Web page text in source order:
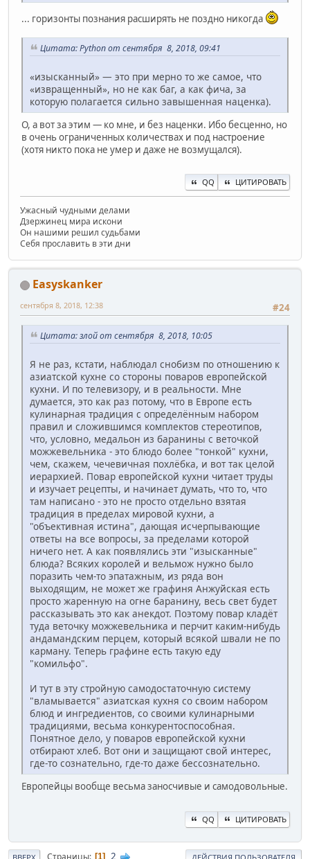
... горизонты познания расширять не поздно никогда
Цитата: Python от сентября 8, 2018, 09:41
«изысканный» — это при мерно то же самое, что
«извращенный», но не как баг, а как фича, за
которую полагается сильно завышенная наценка).
О, а вот за этим — ко мне, и без наценки. Ибо бесценно, но
в очень ограниченных количествах и под настроение
(хотя никто пока не умер и даже не возмущался).
QQ ЦИТИРОВАТЬ
Ужасный чудными делами
Дзержинец мира искони
Он нашими решил судьбами
Себя прославить в эти дни
Easyskanker
#24
сентября 8, 2018, 12:38
Цитата: злой от сентября 8, 2018, 10:05
Я не раз, кстати, наблюдал снобизм по отношению к
азиатской кухне со стороны поваров европейской
кухни. И по телевизору, и в реальности. Мне
думается, это как раз потому, что в Европе есть
кулинарная традиция с определённым набором
правил и сложившимся комплектов стереотипов,
что, условно, медальон из баранины с веточкой
можжевельника - это блюдо более "тонкой" кухни,
чем, скажем, чечевичная похлёбка, и вот так целой
иерархией. Повар европейской кухни читает труды
и изучает рецепты, и начинает думать, что то, что
там написано - это не просто отдельно взятая
традиция в пределах мировой кухни, а
"объективная истина", дающая исчерпывающие
ответы на все вопросы, за пределами которой
ничего нет. А как появлялись эти "изысканные"
блюда? Всяких королей и вельмож нужно было
поразить чем-то эпатажным, из ряда вон
выходящим, не может же графиня Анжуйская есть
просто жаренную на огне баранину, весь свет будет
рассказывать это как анекдот. Поэтому повар кладёт
туда веточку можжевельника и перчит каким-нибудь
андамандским перцем, который всякой швали не по
карману. Теперь графине есть такую еду
"комильфо".
И тут в эту стройную самодостаточную систему
"вламывается" азиатская кухня со своим набором
блюд и ингредиентов, со своими кулинарными
традициями, весьма конкурентоспособная.
Понятное дело, у поваров европейской кухни
отбирают хлеб. Вот они и защищают свой интерес,
где-то сознательно, где-то даже бессознательно.
Европейцы вообще весьма заносчивые и самодовольные.
QQ ЦИТИРОВАТЬ
ВВЕРХ Страницы 1 2 ДЕЙСТВИЯ ПОЛЬЗОВАТЕЛЯ